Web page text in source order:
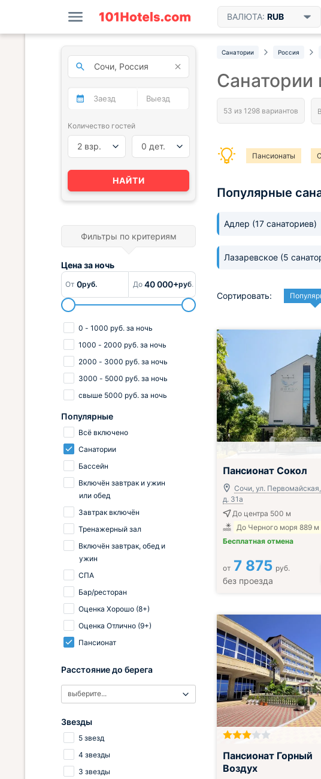
ВАЛЮТА: RUB
Санатории Россия
Санатории
Пансионаты
Популярные
Адлер (17 санаториев)
Лазаревское (5
Сортировать:
Включён завтрак, обед и ужин
Пансионат Сокол
Сочи, ул. Первомайская,
д. 31а
До центра 500 м
До Черного моря 889 м
Бесплатная отмена
от 7 875 руб.
без проезда
Включён завтрак, обед и ужин
Пансионат Горный
Воздух
Количество гостей
2 взр. 0 дет.
НАЙТИ
Фильтры по критериям
Цена заночь
От 0руб. До 40 000+руб.
0 - 1000 руб. за ночь
1000 - 2000 руб. за ночь
2000 - 3000 руб. за ночь
3000 - 5000 руб. за ночь
свыше 5000 руб. за ночь
Популярные
Всё включено
Санатории
Бассейн
Включён завтрак и ужин
или обед
Завтрак включён
Тренажерный зал
Включён завтрак, обед и
ужин
СПА
Бар/ресторан
Оценка Хорошо (8+)
Оценка Отлично (9+)
Пансионат
Расстояние до берега
выберите...
Звезды
5 звезд
4 звезды
3 звезды